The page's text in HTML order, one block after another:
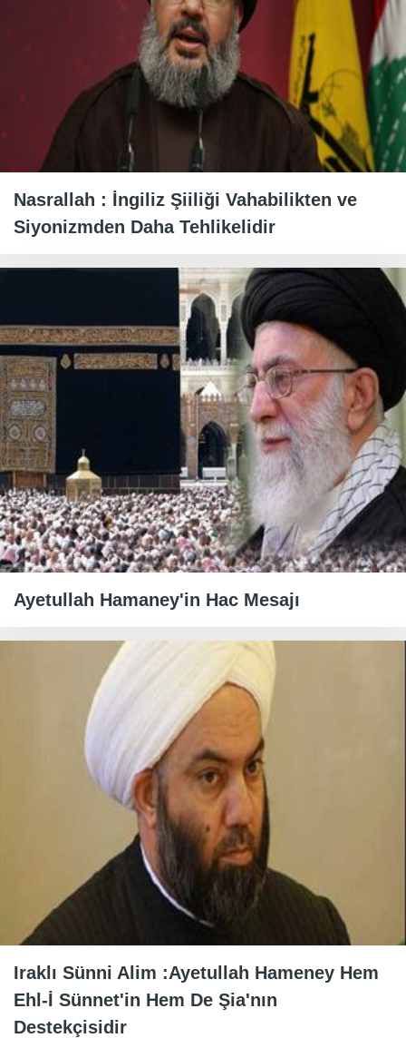
Nasrallah : İngiliz Şiiliği Vahabilikten ve
Siyonizmden Daha Tehlikelidir
Ayetullah Hamaney'in Hac Mesajı
Iraklı Sünni Alim :Ayetullah Hameney Hem
Ehl-İ Sünnet'in Hem De Şia'nın
Destekçisidir